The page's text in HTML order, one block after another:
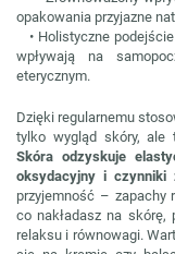
opakowania przyjazne
• Holistyczne
wpływają na
eterycznym.
Dzięki regularnemu
tylko wygląd skóry, ale
Skóra odzyskuje
oksydacyjny i czynniki
przyjemność – zapachy
co nakładasz na skórę,
relaksu i równowagi.